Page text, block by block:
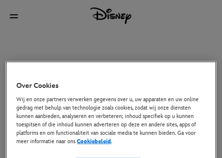
Over Cookies
Wij en onze partners verwerken gegevens over u, uw apparaten en uw online
gedrag met behulp van technologie zoals cookies, zodat wij onze diensten
kunnen aanbieden, analyseren en verbeteren; inhoud specifiek op u kunnen
toespitsen of die inhoud kunnen adverteren op deze en andere sites, apps of
platforms en om functionaliteit van sociale media te kunnen bieden. Ga voor
meer informatie naar onsCookiebeleid.